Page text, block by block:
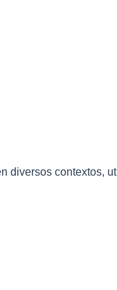
diversos contextos,